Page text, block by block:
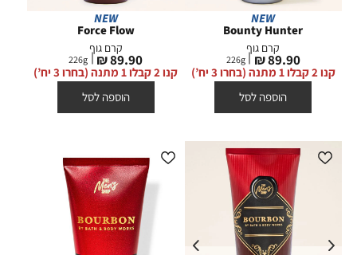
NEW
Bounty Hunter
קרם גוף
מחיר
מוצר
89.90 ₪
226g
קנו 2 קבלו 1 מתנה (בחרו 3 יח’)
הוספה לסל
NEW
Force Flow
קרם גוף
מחיר
מוצר
89.90 ₪
226g
קנו 2 קבלו 1 מתנה (בחרו 3 יח’)
הוספה לסל